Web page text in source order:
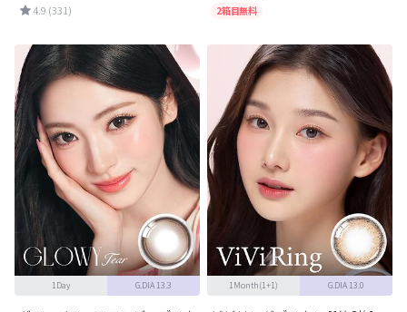
4.9 (331) 2箱目無料
1Day G.DIA 13.3 1Month(1+1) G.DIA 13.0